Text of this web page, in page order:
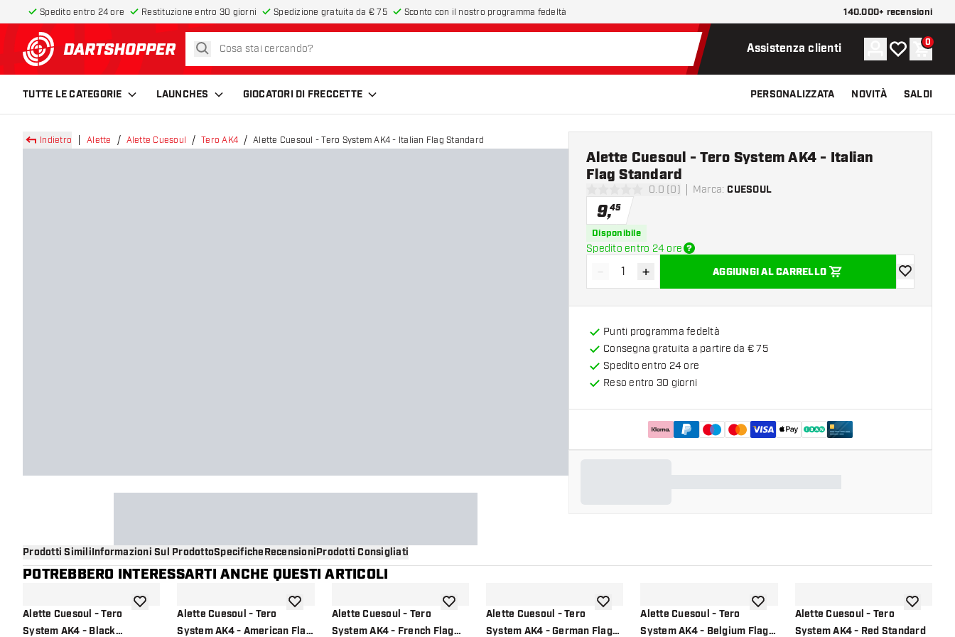
Spedito entro 24 ore Restituzione entro 30 giorni Spedizione gratuita da € 75 Sconto con il nostro programma fedeltà 140.000+ recensioni
torna alla home page
cerca Assistenza clienti Account
La mia lista
0
TUTTE LE CATEGORIE LAUNCHES GIOCATORI DI FRECCETTE PERSONALIZZATA NOVITÀ SALDI
Indietro Alette Alette Cuesoul Tero AK4 Alette Cuesoul - Tero System AK4 - Italian Flag Standard
0 stelle di valutazione
0.0 (0) Marca: CUESOUL
Alette Cuesoul - Tero System AK4 - Italian
Flag Standard
9,45
Disponibile
Spedito entro 24 ore
Diminuisci quantità
- Aumenta quantità
+ AGGIUNGI AL CARRELLO
aggiungi
Punti programma fedeltà
Consegna gratuita a partire da € 75
Spedito entro 24 ore
Reso entro 30 giorni
Prodotti SimiliInformazioni Sul ProdottoSpecificheRecensioniProdotti Consigliati
POTREBBERO INTERESSARTI ANCHE QUESTI ARTICOLI
Alette Cuesoul - Tero
System AK4 - Black
aggiungi alla lista dei desideri
Alette Cuesoul - Tero
System AK4 - American Flag
aggiungi alla lista dei desideri
Alette Cuesoul - Tero
System AK4 - French Flag
aggiungi alla lista dei desideri
Alette Cuesoul - Tero
System AK4 - German Flag
aggiungi alla lista dei desideri
Alette Cuesoul - Tero
System AK4 - Belgium Flag
aggiungi alla lista dei desideri
Alette Cuesoul - Tero
System AK4 - Red Standard
aggiungi